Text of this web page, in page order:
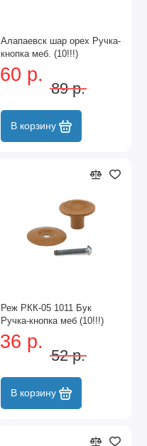
Алапаевск шар орех Ручка-
кнопка меб. (10!!!)
60 р.
89 р.
В корзину
Реж РКК-05 1011 Бук
Ручка-кнопка меб (10!!!)
36 р.
52 р.
В корзину